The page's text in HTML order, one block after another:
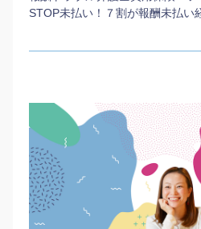
STOP未払い！７割が報酬未払い